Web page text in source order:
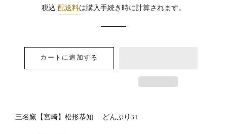
価
価
税込 配送料は購入手続き時に計算されます。
カートに追加する
三名窯【宮崎】松形恭知 どんぶり31